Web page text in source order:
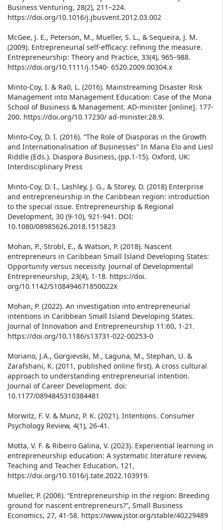
Business Venturing, 28(2), 211–224.
https://doi.org/10.1016/j.jbusvent.2012.03.002
McGee, J. E., Peterson, M., Mueller, S. L., & Sequeira, J. M.
(2009). Entrepreneurial self-efficacy: refining the measure.
Entrepreneurship: Theory and Practice, 33(4), 965–988.
https://doi.org/10.1111/j.1540- 6520.2009.00304.x
Minto-Coy, I. & Ra0, L. (2016). Mainstreaming Disaster Risk
Management into Management Education: Case of the Mona
School of Business & Management. AD-minister [online]. 177-
200. https://doi.org/10.17230/ ad-minister.28.9.
Minto-Coy, D. I. (2016). “The Role of Diasporas in the Growth
and Internationalisation of Businesses” In Maria Elo and Liesl
Riddle (Eds.). Diaspora Business, (pp.1-15). Oxford, UK:
Interdisciplinary Press
Minto-Coy, D. I., Lashley, J. G., & Storey, D. (2018) Enterprise
and entrepreneurship in the Caribbean region: introduction
to the special issue. Entrepreneurship & Regional
Development, 30 (9-10), 921-941. DOI:
10.1080/08985626.2018.1515823
Mohan, P., Strobl, E., & Watson, P. (2018). Nascent
entrepreneurs in Caribbean Small Island Developing States:
Opportunity versus necessity. Journal of Developmental
Entrepreneurship, 23(4), 1-18. https://doi.
org/10.1142/S108494671850022X
Mohan, P. (2022). An investigation into entrepreneurial
intentions in Caribbean Small Island Developing States.
Journal of Innovation and Entrepreneurship 11:60, 1-21.
https://doi.org/10.1186/s13731-022-00253-0
Moriano, J.A., Gorgievski, M., Laguna, M., Stephan, U. &
Zarafshani, K. (2011, published online first). A cross cultural
approach to understanding entrepreneurial intention.
Journal of Career Development. doi:
10.1177/0894845310384481
Morwitz, F. V. & Munz, P. K. (2021). Intentions. Consumer
Psychology Review, 4(1), 26-41.
Motta, V. F. & Ribeiro Galina, V. (2023). Experiential learning in
entrepreneurship education: A systematic literature review,
Teaching and Teacher Education, 121,
https://doi.org/10.1016/j.tate.2022.103919.
Mueller, P. (2006). “Entrepreneurship in the region: Breeding
ground for nascent entrepreneurs?”, Small Business
Economics, 27, 41-58. https://www.jstor.org/stable/40229489